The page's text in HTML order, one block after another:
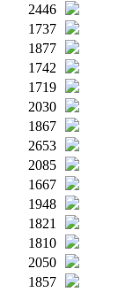
2446
1737
1877
1742
1719
2030
1867
2653
2085
1667
1948
1821
1810
2050
1857